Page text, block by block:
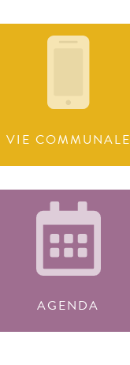
VIE COMMUNALE
AGENDA